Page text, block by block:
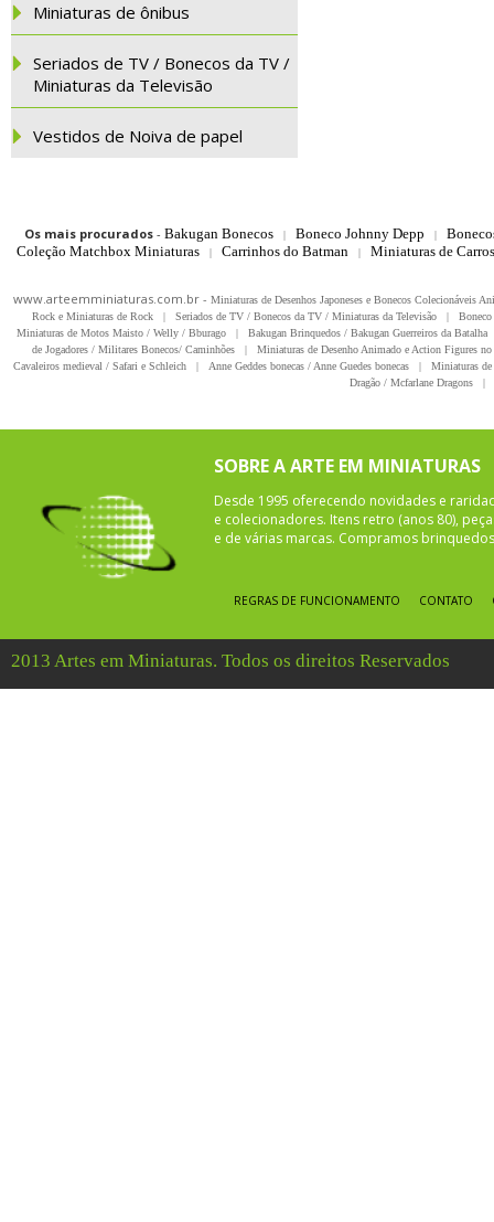
Miniaturas de ônibus
Seriados de TV / Bonecos da TV /
Miniaturas da Televisão
Vestidos de Noiva de papel
Os mais procurados- Bakugan Bonecos | Boneco Johnny Depp |
Coleção Matchbox Miniaturas
| Carrinhos do Batman | Miniaturas de
www.arteemminiaturas.com.br - Miniaturas de Desenhos Japoneses e Bonecos Colecionáveis
Rock e Miniaturas de Rock
| Seriados de TV / Bonecos da TV / Miniaturas da Televisão |
Miniaturas de Motos Maisto / Welly / Bburago
| Bakugan Brinquedos / Bakugan Guerreiros da Batalha
de Jogadores / Militares Bonecos/ Caminhões
|
Miniaturas de Desenho Animado e Action Figures
Cavaleiros medieval / Safari e Schleich
| Anne Geddes bonecas / Anne Guedes bonecas |
Miniaturas
Dragão / Mcfarlane Dragons
|
SOBRE A ARTE EM MINIATURAS
Desde 1995 oferecendo novidades e
e colecionadores. Itens retro (anos 80),
e de várias marcas. Compramos
REGRAS DE FUNCIONAMENTO CONTATO
2013 Artes em Miniaturas. Todos os direitos Reservados